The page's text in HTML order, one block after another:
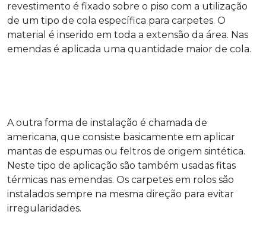
revestimento é fixado sobre o piso com a utilização
de um tipo de cola específica para carpetes. O
material é inserido em toda a extensão da área. Nas
emendas é aplicada uma quantidade maior de cola.
A outra forma de instalação é chamada de
americana, que consiste basicamente em aplicar
mantas de espumas ou feltros de origem sintética.
Neste tipo de aplicação são também usadas fitas
térmicas nas emendas. Os carpetes em rolos são
instalados sempre na mesma direção para evitar
irregularidades.